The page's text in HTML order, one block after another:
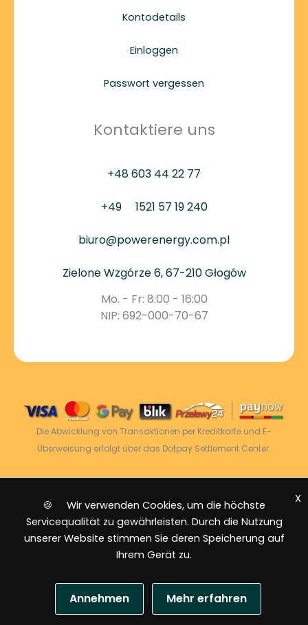
Kontodetails
Einloggen
Passwort vergessen
Kontaktiere uns
+48 603 44 22 77
+49 1521 57 19 240
biuro@powerenergy.com.pl
Zielone Wzgórze 6, 67-210 Głogów
Mo. - Fr: 8:00 - 16:00
NIP: 692-000-70-67
Die Abwicklung von Transaktionen per Kreditkarte und E-
Überweisung erfolgt über das Dotpay Settlement Center.
2026 © Power Energy - Alle Rechte vorbehalten
Sitemap
🍪 Wir verwenden Cookies, um die höchste
Servicequalität zu gewährleisten. Durch die Nutzung
unserer Website stimmen Sie deren Speicherung auf
Ihrem Gerät zu.
Annehmen Mehr erfahren
X
US-Dollar